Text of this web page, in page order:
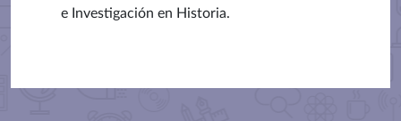
e Investigación en Historia.